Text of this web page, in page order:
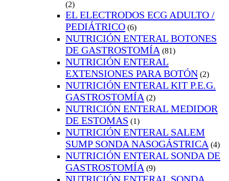
(2)
EL ELECTRODOS ECG ADULTO /
PEDIÁTRICO (6)
NUTRICIÓN ENTERAL BOTONES
DE GASTROSTOMÍA (81)
NUTRICIÓN ENTERAL
EXTENSIONES PARA BOTÓN (2)
NUTRICIÓN ENTERAL KIT P.E.G.
GASTROSTOMÍA (2)
NUTRICIÓN ENTERAL MEDIDOR
DE ESTOMAS (1)
NUTRICIÓN ENTERAL SALEM
SUMP SONDA NASOGÁSTRICA (4)
NUTRICIÓN ENTERAL SONDA DE
GASTROSTOMÍA (9)